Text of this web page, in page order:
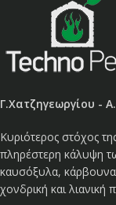
ΤΕΧΝΙΚΕΣ
Κατηγορία: A1
Διάμετρος: 6mm
Υγρασία: < 10%
Χύδην Πυκνότητα KG/
Θερμική Ικανότητα: 4.8
Πρώτη Ύλη: 100%
Γ.Χατζηγεωργίου -
Κυριότερος στόχος
πληρέστερη κάλυψη
καυσόξυλα,
χονδρική και λιανική